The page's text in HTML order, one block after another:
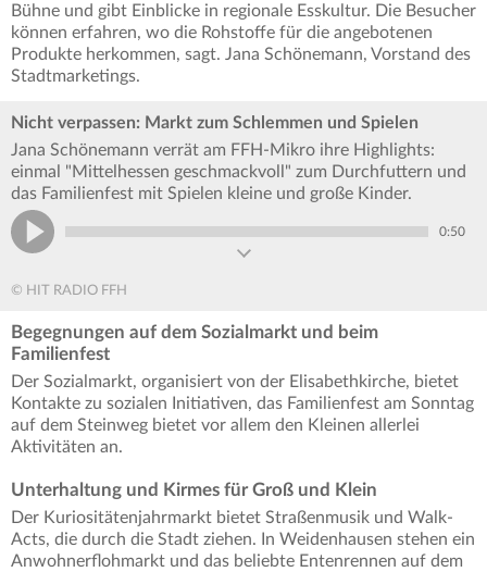
Bühne und gibt Einblicke in regionale Esskultur. Die Besucher
können erfahren, wo die Rohstoffe für die angebotenen
Produkte herkommen, sagt. Jana Schönemann, Vorstand des
Stadtmarketings.
Nicht verpassen: Markt zum Schlemmen und Spielen
Jana Schönemann verrät am FFH-Mikro ihre Highlights:
einmal "Mittelhessen geschmackvoll" zum Durchfuttern und
das Familienfest mit Spielen kleine und große Kinder.
0:50
© HIT RADIO FFH
Begegnungen auf dem Sozialmarkt und beim
Familienfest
Der Sozialmarkt, organisiert von der Elisabethkirche, bietet
Kontakte zu sozialen Initiativen, das Familienfest am Sonntag
auf dem Steinweg bietet vor allem den Kleinen allerlei
Aktivitäten an.
Unterhaltung und Kirmes für Groß und Klein
Der Kuriositätenjahrmarkt bietet Straßenmusik und Walk-
Acts, die durch die Stadt ziehen. In Weidenhausen stehen ein
Anwohnerflohmarkt und das beliebte Entenrennen auf dem